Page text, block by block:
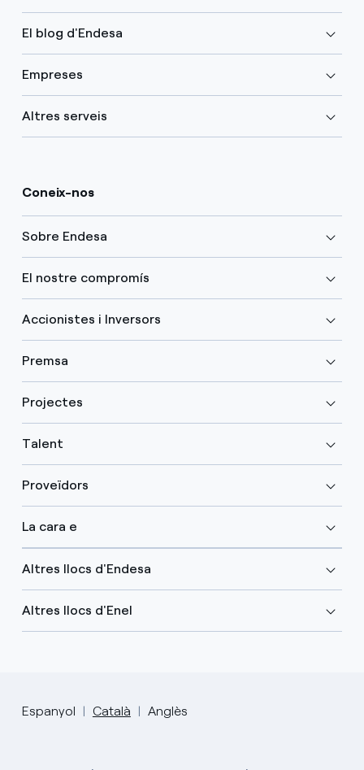
El blog d'Endesa
Empreses
Altres serveis
Coneix-nos
Sobre Endesa
El nostre compromís
Accionistes i Inversors
Premsa
Projectes
Talent
Proveïdors
La cara e
Altres llocs d'Endesa
Altres llocs d'Enel
Espanyol Català Anglès